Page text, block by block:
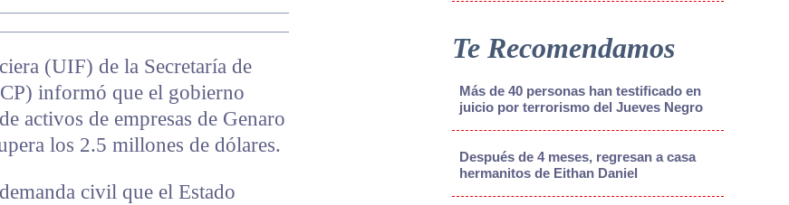
(UIF) de la Secretaría de
informó que el gobierno
activos de empresas de Genaro
los 2.5 millones de dólares.
civil que el Estado
Te Recomendamos
Más de 40 personas han testificado en
juicio por terrorismo del Jueves Negro
Después de 4 meses, regresan a casa
hermanitos de Eithan Daniel